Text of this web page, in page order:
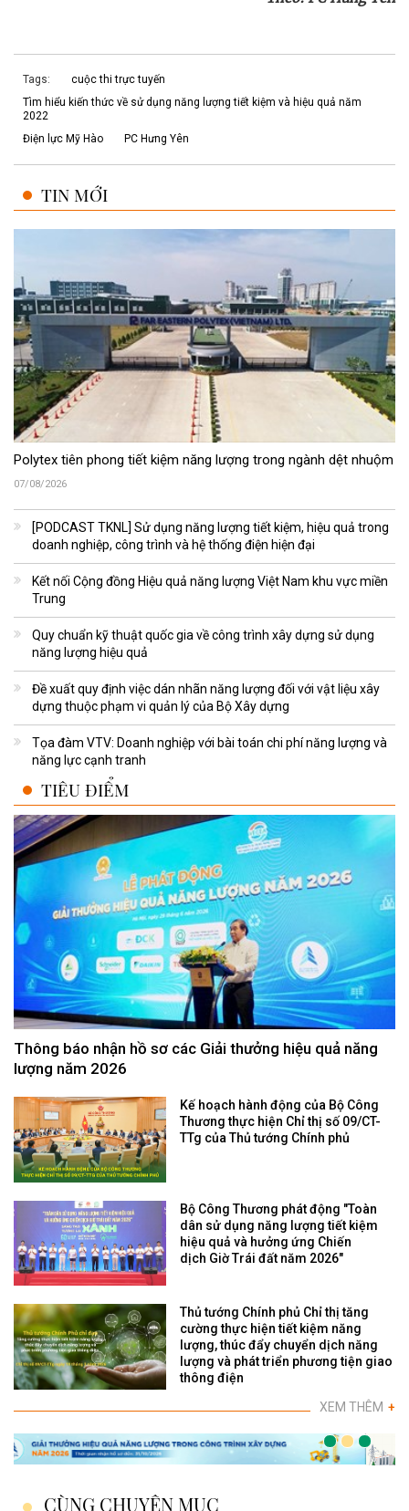
Tags:
cuộc thi trực tuyến
Tìm hiểu kiến thức về sử dụng năng lượng tiết kiệm và hiệu quả năm
2022
Điện lực Mỹ Hào
PC Hưng Yên
TIN MỚI
Polytex tiên phong tiết kiệm năng lượng trong ngành dệt nhuộm
07/08/2026
[PODCAST TKNL] Sử dụng năng lượng tiết kiệm, hiệu quả trong
doanh nghiệp, công trình và hệ thống điện hiện đại
Kết nối Cộng đồng Hiệu quả năng lượng Việt Nam khu vực miền
Trung
Quy chuẩn kỹ thuật quốc gia về công trình xây dựng sử dụng
năng lượng hiệu quả
Đề xuất quy định việc dán nhãn năng lượng đối với vật liệu xây
dựng thuộc phạm vi quản lý của Bộ Xây dựng
Tọa đàm VTV: Doanh nghiệp với bài toán chi phí năng lượng và
năng lực cạnh tranh
TIÊU ĐIỂM
Thông báo nhận hồ sơ các Giải thưởng hiệu quả năng
lượng năm 2026
Kế hoạch hành động của Bộ Công
Thương thực hiện Chỉ thị số 09/CT-
TTg của Thủ tướng Chính phủ
Bộ Công Thương phát động "Toàn
dân sử dụng năng lượng tiết kiệm
hiệu quả và hưởng ứng Chiến
dịch Giờ Trái đất năm 2026"
Thủ tướng Chính phủ Chỉ thị tăng
cường thực hiện tiết kiệm năng
lượng, thúc đẩy chuyển dịch năng
lượng và phát triển phương tiện giao
thông điện
XEM THÊM +
CÙNG CHUYÊN MỤC